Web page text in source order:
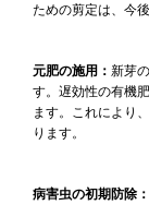
ための剪定は、今
元肥の施用： 新芽
す。遅効性の有機
ます。これにより
ります。
病害虫の初期防除：